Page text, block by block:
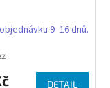
9- 16 dnů.
DETAIL